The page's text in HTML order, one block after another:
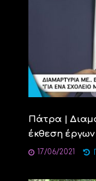
Πάτρα |
έκθεση
17/06/2021